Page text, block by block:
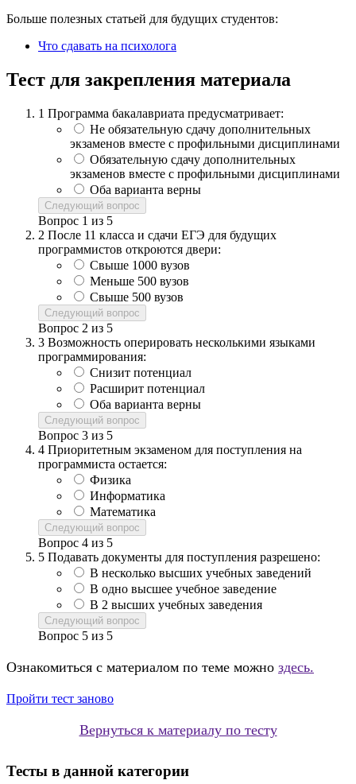
Больше полезных статьей для будущих студентов:
Что сдавать на психолога
Тест для закрепления материала
1 Программа бакалавриата предусматривает:
Не обязательную сдачу дополнительных
экзаменов вместе с профильными дисциплинами
Обязательную сдачу дополнительных
экзаменов вместе с профильными дисциплинами
Оба варианта верны
Следующий вопрос
Вопрос 1 из 5
2 После 11 класса и сдачи ЕГЭ для будущих
программистов откроются двери:
Свыше 1000 вузов
Меньше 500 вузов
Свыше 500 вузов
Следующий вопрос
Вопрос 2 из 5
3 Возможность оперировать несколькими языками
программирования:
Снизит потенциал
Расширит потенциал
Оба варианта верны
Следующий вопрос
Вопрос 3 из 5
4 Приоритетным экзаменом для поступления на
программиста остается:
Физика
Информатика
Математика
Следующий вопрос
Вопрос 4 из 5
5 Подавать документы для поступления разрешено:
В несколько высших учебных заведений
В одно высшее учебное заведение
В 2 высших учебных заведения
Следующий вопрос
Вопрос 5 из 5
Ознакомиться с материалом по теме можно здесь.
Пройти тест заново
Вернуться к материалу по тесту
Тесты в данной категории